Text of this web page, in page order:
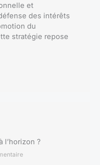
et
des intérêts
du
stratégie repose
l’horizon ?